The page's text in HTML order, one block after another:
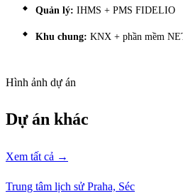
Quản lý: IHMS + PMS FIDELIO
Khu chung: KNX + phần mềm
Hình ảnh dự án
Dự án khác
Xem tất cả →
Trung tâm lịch sử Praha, Séc